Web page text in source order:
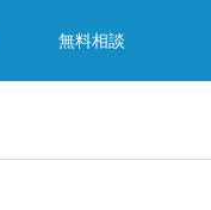
無料相談